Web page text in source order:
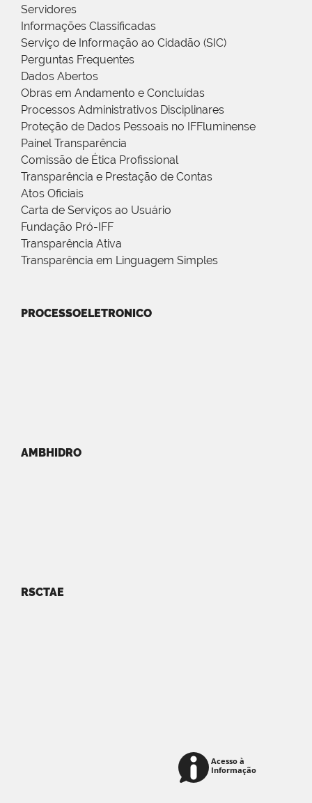
Servidores
Informações Classificadas
Serviço de Informação ao Cidadão (SIC)
Perguntas Frequentes
Dados Abertos
Obras em Andamento e Concluídas
Processos Administrativos Disciplinares
Proteção de Dados Pessoais no IFFluminense
Painel Transparência
Comissão de Ética Profissional
Transparência e Prestação de Contas
Atos Oficiais
Carta de Serviços ao Usuário
Fundação Pró-IFF
Transparência Ativa
Transparência em Linguagem Simples
PROCESSOELETRONICO
AMBHIDRO
RSCTAE